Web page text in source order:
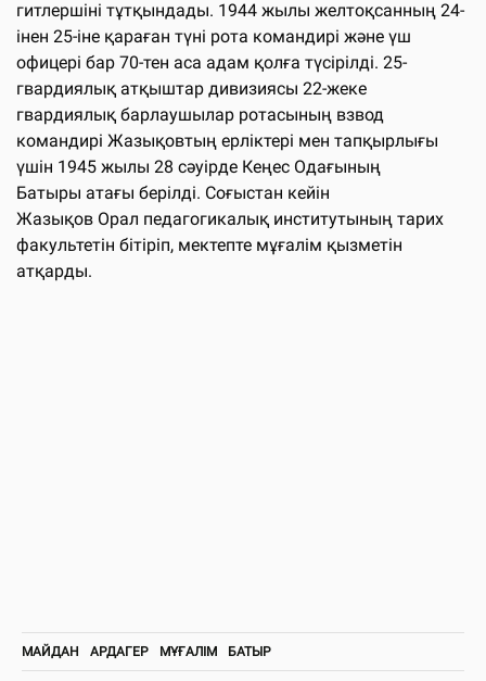
гитлершіні тұтқындады. 1944 жылы желтоқсанның 24-
інен 25-іне қараған түні рота командирі және үш
офицері бар 70-тен аса адам қолға түсірілді. 25-
гвардиялық атқыштар дивизиясы 22-жеке
гвардиялық барлаушылар ротасының взвод
командирі Жазықовтың ерліктері мен тапқырлығы
үшін 1945 жылы 28 сәуірде Кеңес Одағының
Батыры атағы берілді. Соғыстан кейін
Жазықов Орал педагогикалық институтының тарих
факультетін бітіріп, мектепте мұғалім қызметін
атқарды.
МАЙДАН АРДАГЕР МҰҒАЛІМ БАТЫР